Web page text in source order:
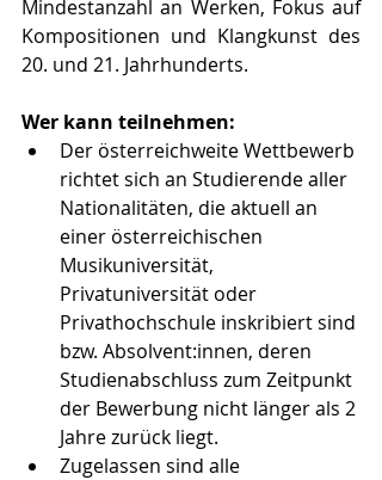
Mindestanzahl an Werken, Fokus auf
Kompositionen und Klangkunst des
20. und 21. Jahrhunderts.
Wer kann teilnehmen:
Der österreichweite Wettbewerb
richtet sich an Studierende aller
Nationalitäten, die aktuell an
einer österreichischen
Musikuniversität,
Privatuniversität oder
Privathochschule inskribiert sind
bzw. Absolvent:innen, deren
Studienabschluss zum Zeitpunkt
der Bewerbung nicht länger als 2
Jahre zurück liegt.
Zugelassen sind alle